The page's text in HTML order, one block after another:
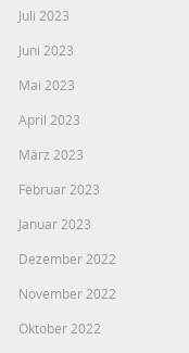
Juli 2023
Juni 2023
Mai 2023
April 2023
März 2023
Februar 2023
Januar 2023
Dezember 2022
November 2022
Oktober 2022